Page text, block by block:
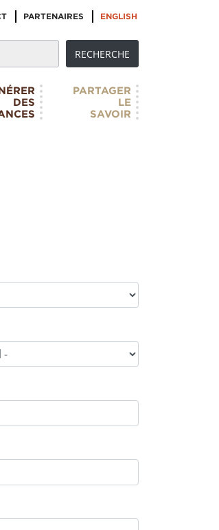
PARTENAIRES ENGLISH
DES
PARTAGER
LE
SAVOIR